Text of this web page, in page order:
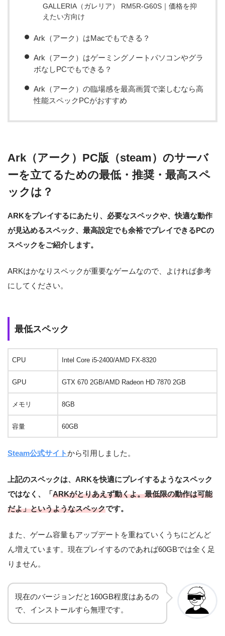
GALLERIA（ガレリア） RM5R-G60S｜価格を抑
えたい方向け
Ark（アーク）はMacでもできる？
Ark（アーク）はゲーミングノートパソコンやグラ
ボなしPCでもできる？
Ark（アーク）の臨場感を最高画質で楽しむなら高
性能スペックPCがおすすめ
Ark（アーク）PC版（steam）のサーバ
ーを立てるための最低・推奨・最高スペ
ックは？
ARKをプレイするにあたり、必要なスペックや、快適な動作
が見込めるスペック、最高設定でも余裕でプレイできるPCの
スペックをご紹介します。
ARKはかなりスペックが重要なゲームなので、よければ参考
にしてください。
最低スペック
CPU Intel Core i5-2400/AMD FX-8320
GPU GTX 670 2GB/AMD Radeon HD 7870 2GB
メモリ 8GB
容量 60GB
Steam公式サイトから引用しました。
上記のスペックは、ARKを快適にプレイするようなスペック
ではなく、「ARKがとりあえず動くよ。最低限の動作は可能
だよ」というようなスペックです。
また、ゲーム容量もアップデートを重ねていくうちにどんど
ん増えています。現在プレイするのであれば60GBでは全く足
りません。
現在のバージョンだと160GB程度はあるの
で、インストールすら無理です。